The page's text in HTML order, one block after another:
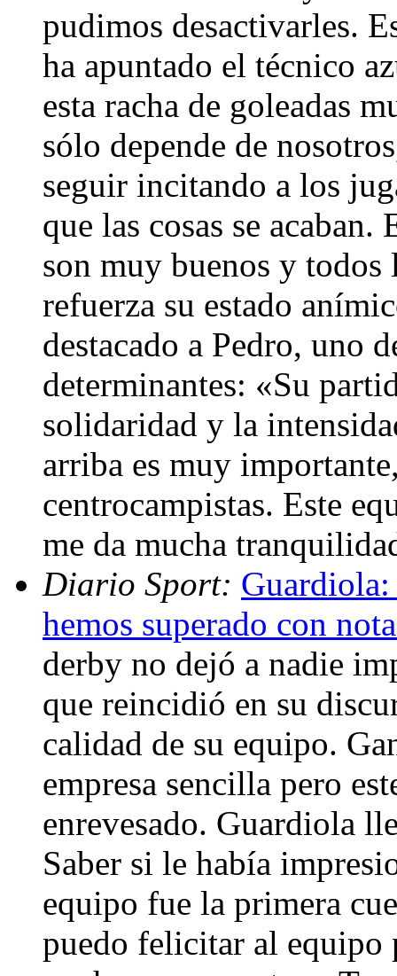
pudimos desactivarles.
ha apuntado el técnico
esta racha de goleadas
sólo depende de
seguir incitando a los
que las cosas se
son muy buenos y
refuerza su estado
destacado a Pedro, uno
determinantes: «Su
solidaridad y la
arriba es muy
centrocampistas. Este
me da mucha
Diario Sport:
hemos superado con
derby no dejó a nadie
que reincidió en su
calidad de su equipo.
empresa sencilla pero
enrevesado. Guardiola
Saber si le había
equipo fue la primera
puedo felicitar al equipo